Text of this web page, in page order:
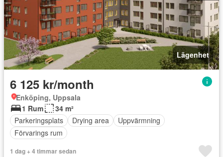
Lägenhet
6 125 kr/month
Enköping, Uppsala
1 Rum
34 m²
Parkeringsplats
Drying area
Uppvärmning
Förvarings rum
1 dag + 4 timmar sedan